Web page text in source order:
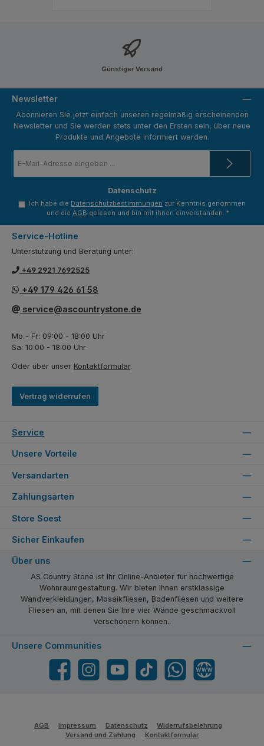
Günstiger Versand
Newsletter
Abonnieren Sie jetzt einfach unseren regelmäßig erscheinenden
Newsletter und Sie werden stets unter den Ersten sein, über neue
Produkte und Angebote informiert werden.
Mail-
Datenschutz
Ich habe die Datenschutzbestimmungen zur Kenntnis genommen
und die AGB gelesen und bin mit ihnen einverstanden. *
Service-Hotline
Unterstützung und Beratung unter:
+49 2921 7692525
+49 179 426 61 58
service@ascountrystone.de
Mo - Fr: 09:00 - 18:00 Uhr
Sa: 10:00 - 18:00 Uhr
Oder über unser Kontaktformular.
Vertrag widerrufen
Service
Unsere Vorteile
Versandarten
Zahlungsarten
Store Soest
Sicher Einkaufen
Über uns
AS Country Stone ist Ihr Online-Anbieter für hochwertige
Wohnraumgestaltung. Wir bieten Ihnen erstklassige
Wandverkleidungen, Mosaikfliesen, Bodenfliesen und weitere
Fliesen an, mit denen Sie Ihre vier Wände geschmackvoll
verschönern können..
Unsere Communities
FacebookInstagramYouTube TikTok WhatsAppWebsite
AGB Impressum Datenschutz
Widerrufsbelehrung
Versand und Zahlung
Kontaktformular